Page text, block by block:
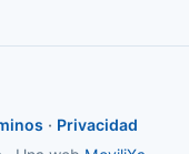
· Privacidad